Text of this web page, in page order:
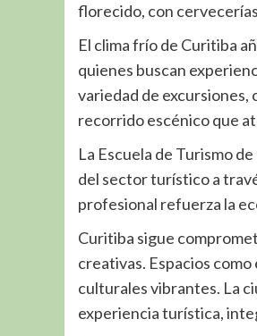
florecido, con
El clima frío de Curitiba
quienes buscan
variedad de excursiones,
recorrido escénico que
La Escuela de Turismo
del sector turístico a
profesional refuerza la
Curitiba sigue
creativas. Espacios
culturales vibrantes. La
experiencia turística,